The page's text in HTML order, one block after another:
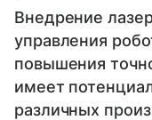
Внедрение
управления
повышения
имеет
различных